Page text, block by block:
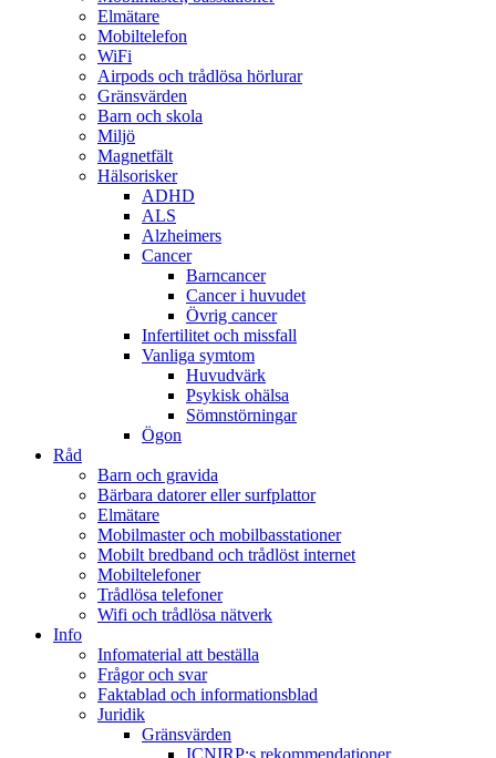
Elmätare
Mobiltelefon
WiFi
Airpods och trådlösa hörlurar
Gränsvärden
Barn och skola
Miljö
Magnetfält
Hälsorisker
ADHD
ALS
Alzheimers
Cancer
Barncancer
Cancer i huvudet
Övrig cancer
Infertilitet och missfall
Vanliga symtom
Huvudvärk
Psykisk ohälsa
Sömnstörningar
Ögon
Råd
Barn och gravida
Bärbara datorer eller surfplattor
Elmätare
Mobilmaster och mobilbasstationer
Mobilt bredband och trådlöst internet
Mobiltelefoner
Trådlösa telefoner
Wifi och trådlösa nätverk
Info
Infomaterial att beställa
Frågor och svar
Faktablad och informationsblad
Juridik
Gränsvärden
ICNIRP:s rekommendationer